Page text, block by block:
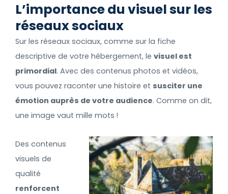
L’importance du visuel sur les
réseaux sociaux
Sur les réseaux sociaux, comme sur la fiche
descriptive de votre hébergement, le visuel est
primordial. Avec des contenus photos et vidéos,
vous pouvez raconter une histoire et susciter une
émotion auprès de votre audience. Comme on dit,
une image vaut mille mots !
Des contenus
visuels de
qualité
renforcent